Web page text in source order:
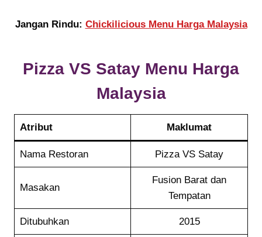
Jangan Rindu: Chickilicious Menu Harga Malaysia
Pizza VS Satay Menu Harga
Malaysia
Atribut Maklumat
Nama Restoran Pizza VS Satay
Masakan
Fusion Barat dan
Tempatan
Ditubuhkan 2015